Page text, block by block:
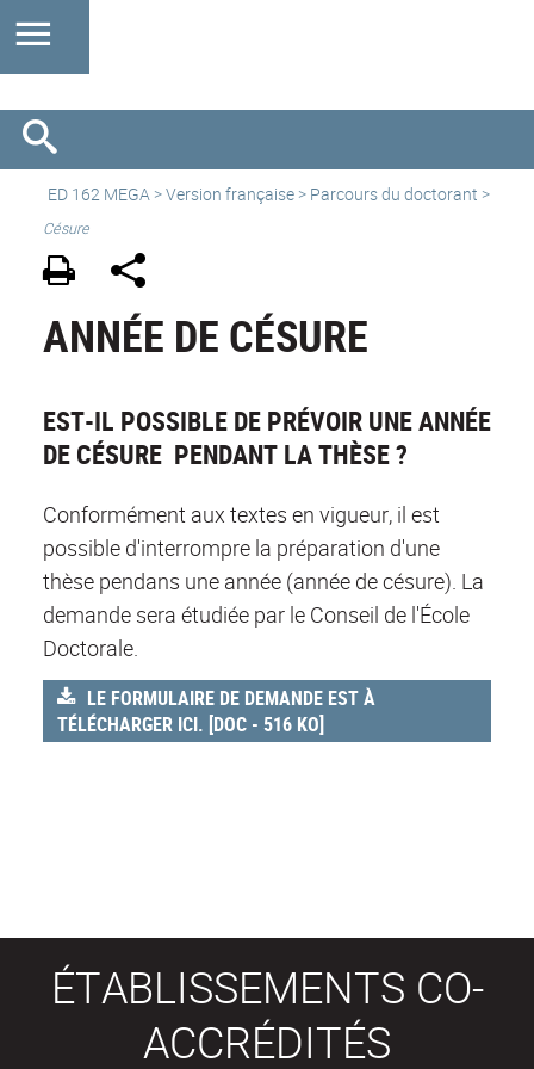
ED 162 MEGA >Version française > Parcours du doctorant >
Césure
ANNÉE DE CÉSURE
EST-IL POSSIBLE DE PRÉVOIR UNE ANNÉE
DE CÉSURE PENDANT LA THÈSE ?
Conformément aux textes en vigueur, il est
possible d'interrompre la préparation d'une
thèse pendans une année (année de césure). La
demande sera étudiée par le Conseil de l'École
Doctorale.
LE FORMULAIRE DE DEMANDE EST À
TÉLÉCHARGER ICI. [DOC - 516 KO]
ÉTABLISSEMENTS CO-
ACCRÉDITÉS